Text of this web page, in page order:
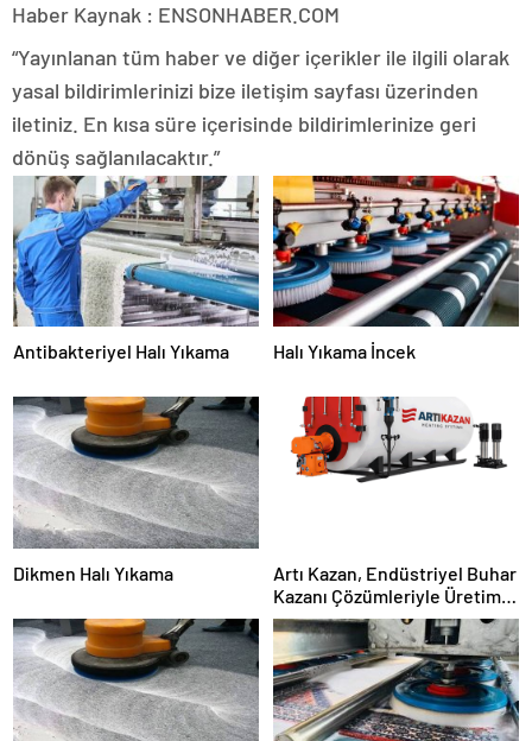
Haber Kaynak : ENSONHABER.COM
“Yayınlanan tüm haber ve diğer içerikler ile ilgili olarak
yasal bildirimlerinizi bize iletişim sayfası üzerinden
iletiniz. En kısa süre içerisinde bildirimlerinize geri
dönüş sağlanılacaktır.”
Antibakteriyel Halı Yıkama Halı Yıkama İncek
Dikmen Halı Yıkama
Artı Kazan, Endüstriyel Buhar
Kazanı Çözümleriyle Üretim
Tesislerine Verimli Sistemler
Sunuyor